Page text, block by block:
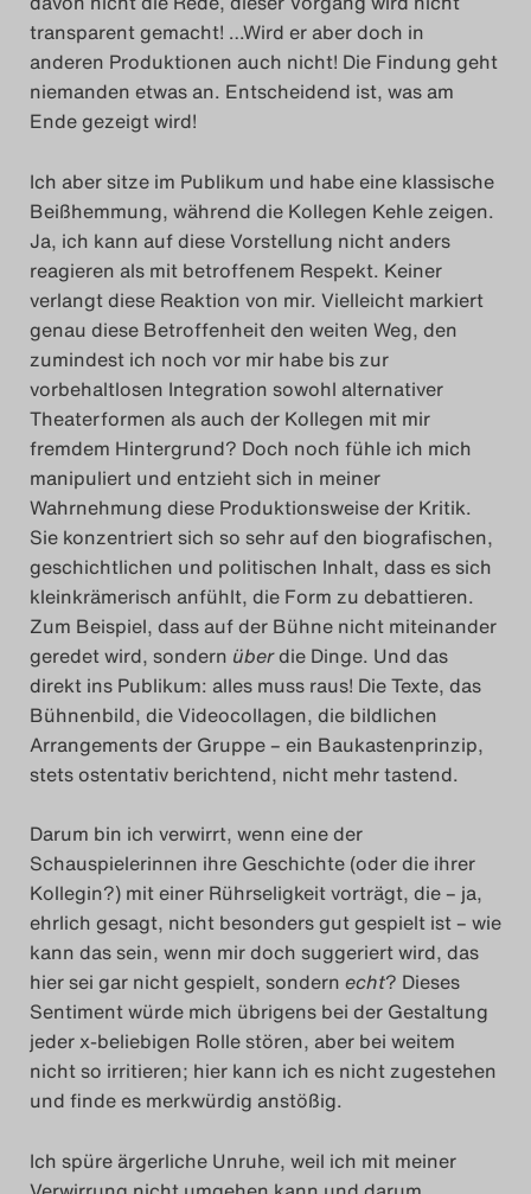
transparent gemacht! …Wird er aber doch in
anderen Produktionen auch nicht! Die Findung geht
niemanden etwas an. Entscheidend ist, was am
Ende gezeigt wird!
Ich aber sitze im Publikum und habe eine klassische
Beißhemmung, während die Kollegen Kehle zeigen.
Ja, ich kann auf diese Vorstellung nicht anders
reagieren als mit betroffenem Respekt. Keiner
verlangt diese Reaktion von mir. Vielleicht markiert
genau diese Betroffenheit den weiten Weg, den
zumindest ich noch vor mir habe bis zur
vorbehaltlosen Integration sowohl alternativer
Theaterformen als auch der Kollegen mit mir
fremdem Hintergrund? Doch noch fühle ich mich
manipuliert und entzieht sich in meiner
Wahrnehmung diese Produktionsweise der Kritik.
Sie konzentriert sich so sehr auf den biografischen,
geschichtlichen und politischen Inhalt, dass es sich
kleinkrämerisch anfühlt, die Form zu debattieren.
Zum Beispiel, dass auf der Bühne nicht miteinander
geredet wird, sondern überdie Dinge. Und das
direkt ins Publikum: alles muss raus! Die Texte, das
Bühnenbild, die Videocollagen, die bildlichen
Arrangements der Gruppe – ein Baukastenprinzip,
stets ostentativ berichtend, nicht mehr tastend.
Darum bin ich verwirrt, wenn eine der
Schauspielerinnen ihre Geschichte (oder die ihrer
Kollegin?) mit einer Rührseligkeit vorträgt, die – ja,
ehrlich gesagt, nicht besonders gut gespielt ist – wie
kann das sein, wenn mir doch suggeriert wird, das
hier sei gar nicht gespielt, sondern echt? Dieses
Sentiment würde mich übrigens bei der Gestaltung
jeder x-beliebigen Rolle stören, aber bei weitem
nicht so irritieren; hier kann ich es nicht zugestehen
und finde es merkwürdig anstößig.
Ich spüre ärgerliche Unruhe, weil ich mit meiner